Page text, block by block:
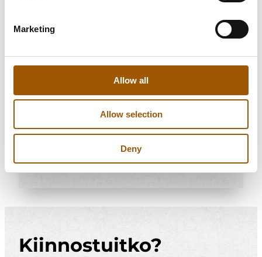
Marketing
Allow all
Allow selection
Deny
EU- JA KILPAILUOIKEUS
RIKOSPROSESSIT
TIETOSUOJA, IPR- JA ICT-JURIDIIKKA
Tuomas Aho
Kiinnostuitko?